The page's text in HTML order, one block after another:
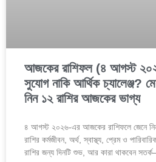
আজকের রাশিফল (৪ আগস্ট
সুযোগ নাকি আর্থিক চ্যালেঞ্জ?
নিন ১২ রাশির আজকের ভাগ্য
৪ আগস্ট ২০২৬-এর আজকের রাশিফলে জেনে
রাশির কর্মজীবন, অর্থ, স্বাস্থ্য, প্রেম ও
রাশির জন্য দিনটি শুভ, আর কারা থাকবেন